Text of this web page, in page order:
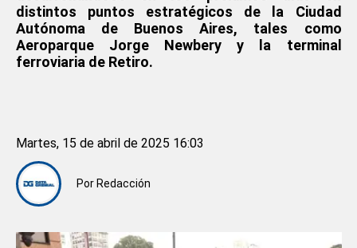
distintos puntos estratégicos de la Ciudad
Autónoma de Buenos Aires, tales como
Aeroparque Jorge Newbery y la terminal
ferroviaria de Retiro.
Por Redacción
Martes, 15 de abril de 2025 16:03